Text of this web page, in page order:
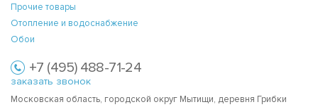
Прочие товары
Отопление и водоснабжение
Обои
+7 (495) 488-71-24
заказать звонок
Московская область, городской округ Мытищи, деревня Грибки